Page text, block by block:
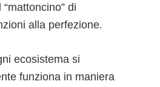
di
alla perfezione.
ecosistema si
funziona in maniera